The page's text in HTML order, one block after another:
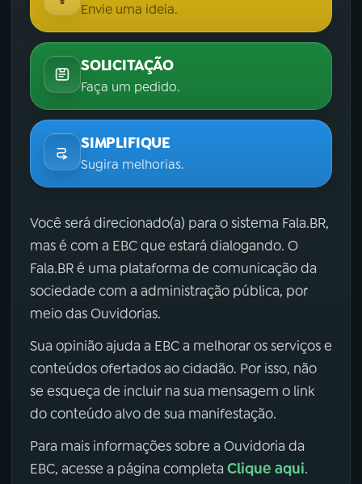
Envie uma ideia.
SOLICITAÇÃO
Faça um pedido.
SIMPLIFIQUE
Sugira melhorias.
Você será direcionado(a) para o sistema Fala.BR,
mas é com a EBC que estará dialogando. O
Fala.BR é uma plataforma de comunicação da
sociedade com a administração pública, por
meio das Ouvidorias.
Sua opinião ajuda a EBC a melhorar os serviços e
conteúdos ofertados ao cidadão. Por isso, não
se esqueça de incluir na sua mensagem o link
do conteúdo alvo de sua manifestação.
Para mais informações sobre a Ouvidoria da
EBC, acesse a página completa Clique aqui.